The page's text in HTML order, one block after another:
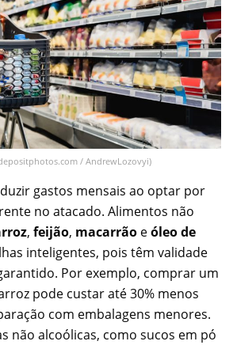
/ AndrewLozovyi)
gastos mensais ao optar por
no atacado. Alimentos não
, feijão, macarrão eóleo de
inteligentes, pois têm validade
Por exemplo, comprar um
pode custar até 30% menos
com embalagens menores.
não alcoólicas, como sucos em pó